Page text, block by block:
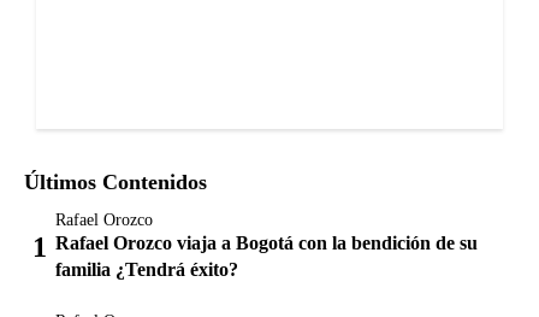
Últimos Contenidos
Rafael Orozco
Rafael Orozco viaja a Bogotá con la bendición de su
familia ¿Tendrá éxito?